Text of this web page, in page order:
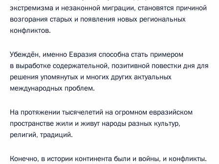
экстремизма и незаконной миграции, становятся причиной
возгорания старых и появления новых региональных
конфликтов.
Убеждён, именно Евразия способна стать примером
в выработке содержательной, позитивной повестки дня для
решения упомянутых и многих других актуальных
международных проблем.
На протяжении тысячелетий на огромном евразийском
пространстве жили и живут народы разных культур,
религий, традиций.
Конечно, в истории континента были и войны, и конфликты.